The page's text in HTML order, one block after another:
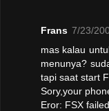
Frans 7/23/
mas kalau
menunya?
tapi saat start
Sory,your
Eror: FSX failed